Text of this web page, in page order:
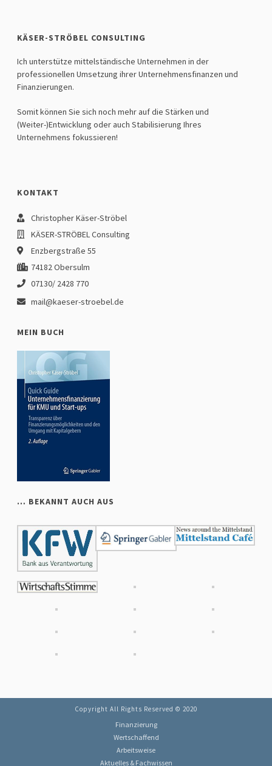
KÄSER-STRÖBEL CONSULTING
Ich unterstütze mittelständische Unternehmen in der
professionellen Umsetzung ihrer Unternehmensfinanzen und
Finanzierungen.
Somit können Sie sich noch mehr auf die Stärken und
(Weiter-)Entwicklung oder auch Stabilisierung Ihres
Unternehmens fokussieren!
KONTAKT
Christopher Käser-Ströbel
KÄSER-STRÖBEL Consulting
Enzbergstraße 55
74182 Obersulm
07130/ 2428 770
mail@kaeser-stroebel.de
MEIN BUCH
… BEKANNT AUCH AUS
Copyright All Rights Reserved © 2020
Finanzierung
Wertschaffend
Arbeitsweise
Aktuelles & Fachwissen